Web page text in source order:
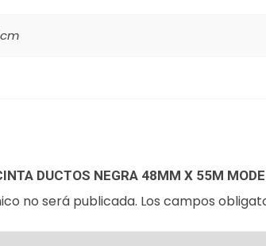
cm
DUCTOS NEGRA 48MM X 55M
no será publicada. Los campos